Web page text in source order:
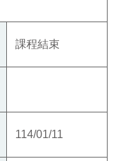
課程結束
114/01/11